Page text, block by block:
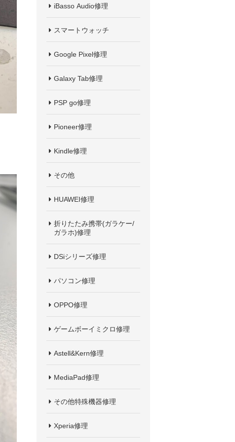
iBasso Audio修理
スマートウォッチ
Google Pixel修理
Galaxy Tab修理
PSP go修理
Pioneer修理
Kindle修理
その他
HUAWEI修理
折りたたみ携帯(ガラケー/
ガラホ)修理
DSiシリーズ修理
パソコン修理
OPPO修理
ゲームボーイミクロ修理
Astell&Kern修理
MediaPad修理
その他特殊機器修理
Xperia修理